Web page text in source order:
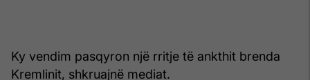
Ky vendim pasqyron një rritje të ankthit brenda
Kremlinit, shkruajnë mediat.